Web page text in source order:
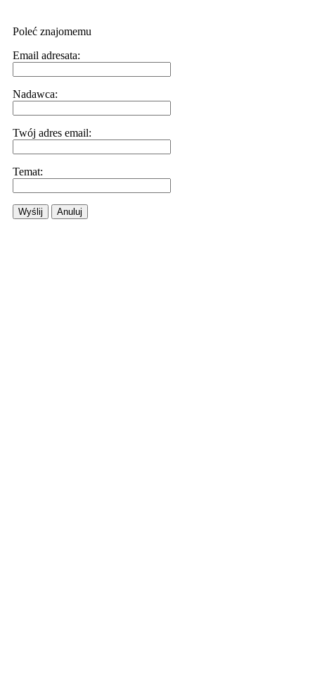
Poleć znajomemu
Email adresata:
Nadawca:
Twój adres email:
Temat:
Wyślij Anuluj